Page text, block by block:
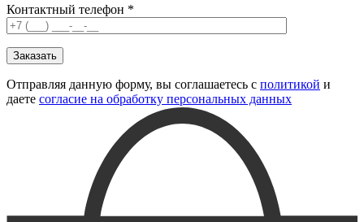
Контактный телефон *
Отправляя данную форму, вы соглашаетесь с политикой и
даете согласие на обработку персональных данных